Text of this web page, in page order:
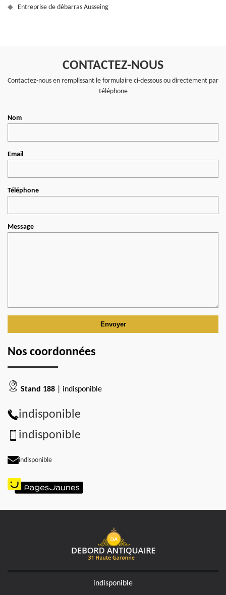
Entreprise de débarras Ausseing
CONTACTEZ-NOUS
Contactez-nous en remplissant le formulaire ci-dessous ou directement par
téléphone
Nom
Email
Téléphone
Message
Nos coordonnées
Stand 188 | indisponible
indisponible
indisponible
indisponible
indisponible